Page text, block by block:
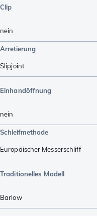
Clip
nein
Arretierung
Slipjoint
Einhandöffnung
nein
Schleifmethode
Europäischer Messerschliff
Traditionelles Modell
Barlow